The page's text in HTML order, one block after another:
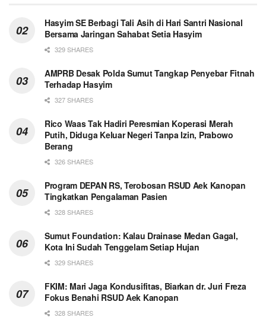
Hasyim SE Berbagi Tali Asih di Hari Santri Nasional
Bersama Jaringan Sahabat Setia Hasyim
329 SHARES
AMPRB Desak Polda Sumut Tangkap Penyebar Fitnah
Terhadap Hasyim
327 SHARES
Rico Waas Tak Hadiri Peresmian Koperasi Merah
Putih, Diduga Keluar Negeri Tanpa Izin, Prabowo
Berang
326 SHARES
Program DEPAN RS, Terobosan RSUD Aek Kanopan
Tingkatkan Pengalaman Pasien
328 SHARES
Sumut Foundation: Kalau Drainase Medan Gagal,
Kota Ini Sudah Tenggelam Setiap Hujan
329 SHARES
FKIM: Mari Jaga Kondusifitas, Biarkan dr. Juri Freza
Fokus Benahi RSUD Aek Kanopan
328 SHARES